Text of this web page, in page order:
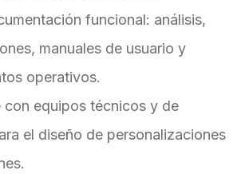
funcional: análisis,
manuales de usuario y
operativos.
con equipos técnicos y de
el diseño de personalizaciones